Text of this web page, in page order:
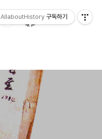
AllaboutHistory 구독하기